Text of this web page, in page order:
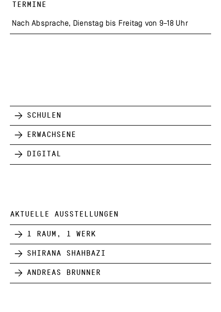
TERMINE
Nach Absprache, Dienstag bis Freitag von 9–18 Uhr
Schulen
Erwachsene
Digital
AKTUELLE AUSSTELLUNGEN
1 Raum, 1 Werk
Shirana Shahbazi
Andreas Brunner